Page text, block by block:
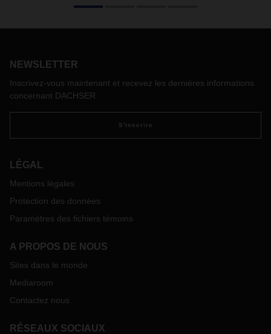
thème clé: la douane.
NEWSLETTER
Inscrivez-vous maintenant et recevez les dernières informations
concernant DACHSER
S'inscrire
LÉGAL
Mentions légales
Protection des données
Paramètres des fichiers témoins
A PROPOS DE NOUS
Sites dans le monde
Mediaroom
Contactez nous
RÉSEAUX SOCIAUX